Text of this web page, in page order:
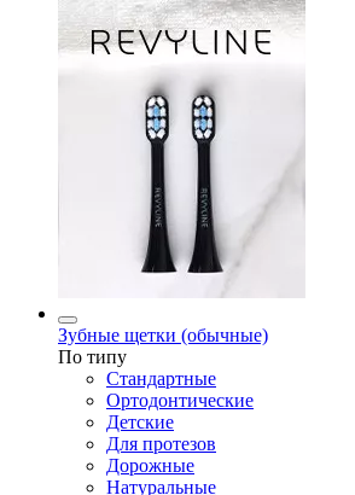
Зубные щетки (обычные)
По типу
Стандартные
Ортодонтические
Детские
Для протезов
Дорожные
Натуральные